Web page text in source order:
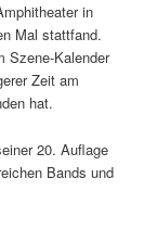
in
Mal stattfand.
Szene-Kalender
Zeit am
hat.
20. Auflage
Bands und